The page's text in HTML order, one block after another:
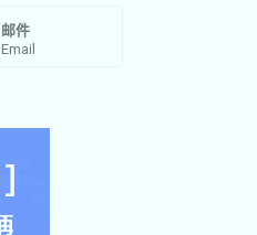
邮件
Email